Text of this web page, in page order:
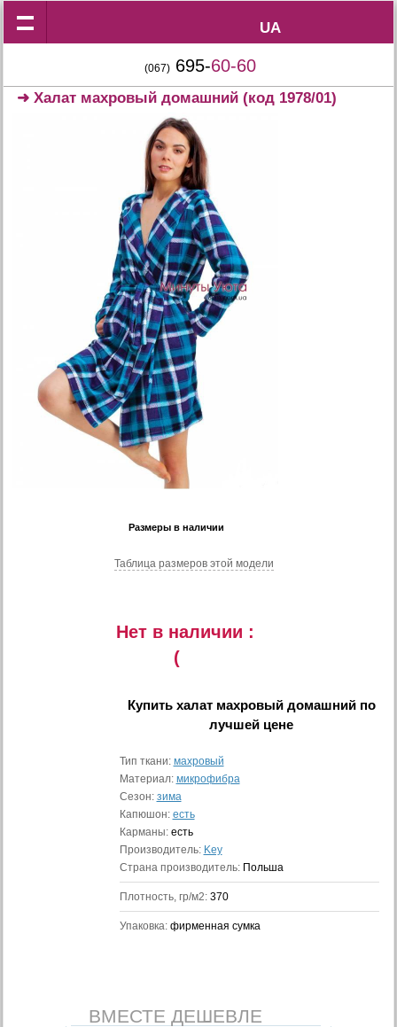
UA
UA
(067) 695-60-60
➜Халат махровый домашний (код 1978/01)
Размеры в наличии
Таблица размеров этой модели
Нет в наличии :
(
Купить халат махровый домашнийпо
лучшей цене
Тип ткани: махровый
Материал: микрофибра
Сезон: зима
Капюшон: есть
Карманы: есть
Производитель: Key
Страна производитель: Польша
Плотность, гр/м2: 370
Упаковка: фирменная сумка
ВМЕСТЕ ДЕШЕВЛЕ